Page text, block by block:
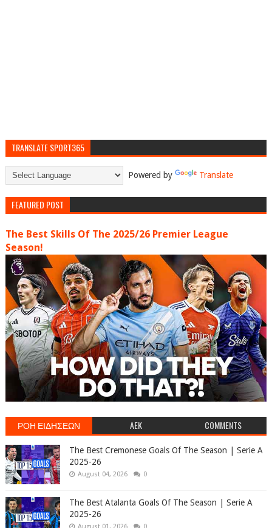
TRANSLATE SPORT365
Powered by Translate
FEATURED POST
The Best Skills Of The 2025/26 Premier League
Season!
ΡΟΗ ΕΙΔΗΣΕΩΝ AEK COMMENTS
The Best Cremonese Goals Of The Season | Serie A
2025-26
August 04, 2026 0
The Best Atalanta Goals Of The Season | Serie A
2025-26